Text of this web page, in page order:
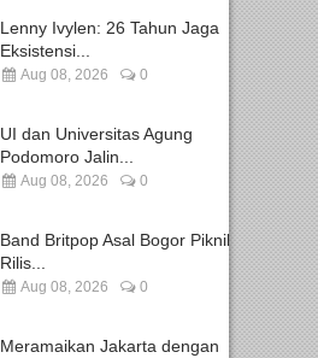
Lenny Ivylen: 26 Tahun Jaga
Eksistensi...
Aug 08, 2026 0
UI dan Universitas Agung
Podomoro Jalin...
Aug 08, 2026 0
Band Britpop Asal Bogor Piknik
Rilis...
Aug 08, 2026 0
Meramaikan Jakarta dengan